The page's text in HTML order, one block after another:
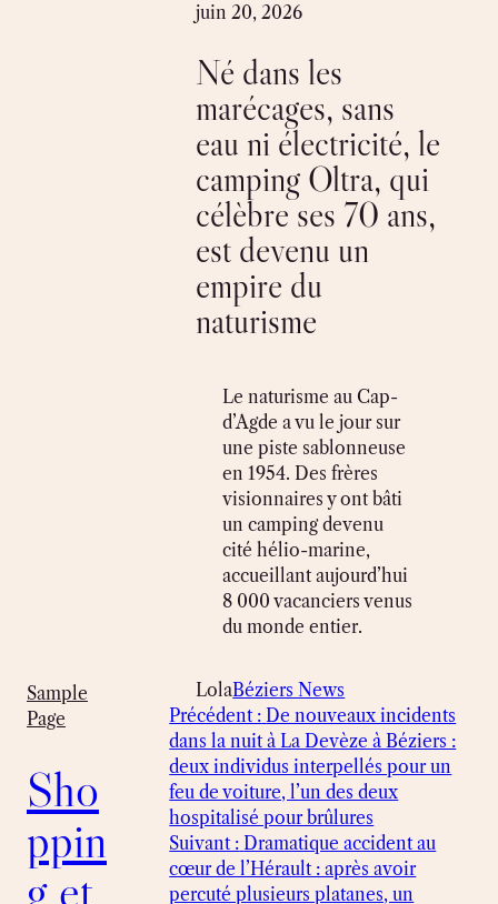
Sample
Page
Sho
ppin
g et
juin 20, 2026
Né dans les
marécages, sans
eau ni électricité, le
camping Oltra, qui
célèbre ses 70 ans,
est devenu un
empire du
naturisme
Le naturisme au Cap-
d’Agde a vu le jour sur
une piste sablonneuse
en 1954. Des frères
visionnaires y ont bâti
un camping devenu
cité hélio-marine,
accueillant aujourd’hui
8 000 vacanciers venus
du monde entier.
LolaBéziers News
Précédent : De nouveaux incidents
dans la nuit à La Devèze à Béziers :
deux individus interpellés pour un
feu de voiture, l’un des deux
hospitalisé pour brûlures
Suivant : Dramatique accident au
cœur de l’Hérault : après avoir
percuté plusieurs platanes, un